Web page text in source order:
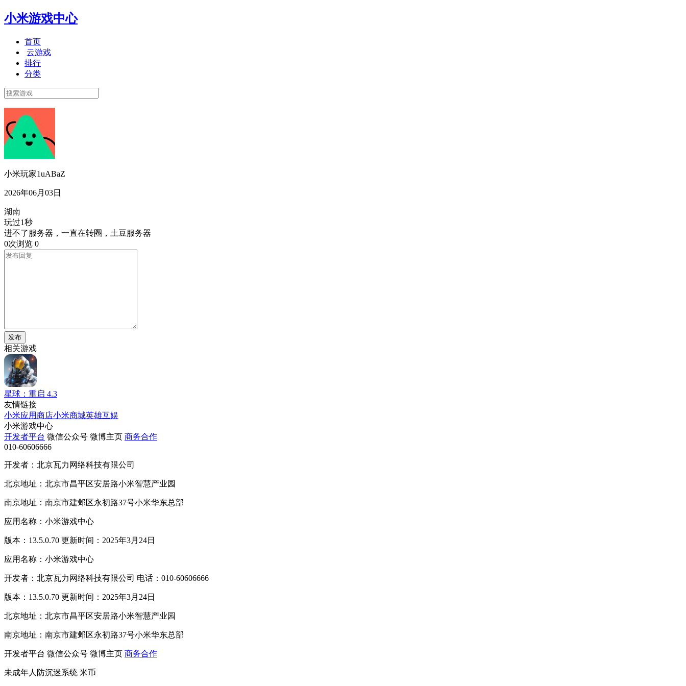
小米游戏中心
首页
云游戏
排行
分类
小米玩家1uABaZ
2026年06月03日
湖南
玩过1秒
进不了服务器，一直在转圈，土豆服务器
0次浏览 0
发布
相关游戏
星球：重启 4.3
友情链接
小米应用商店小米商城英雄互娱
小米游戏中心
开发者平台 微信公众号 微博主页 商务合作
010-60606666
开发者：北京瓦力网络科技有限公司
北京地址：北京市昌平区安居路小米智慧产业园
南京地址：南京市建邺区永初路37号小米华东总部
应用名称：小米游戏中心
版本：13.5.0.70 更新时间：2025年3月24日
应用名称：小米游戏中心
开发者：北京瓦力网络科技有限公司 电话：010-60606666
版本：13.5.0.70 更新时间：2025年3月24日
北京地址：北京市昌平区安居路小米智慧产业园
南京地址：南京市建邺区永初路37号小米华东总部
开发者平台 微信公众号 微博主页 商务合作
未成年人防沉迷系统 米币